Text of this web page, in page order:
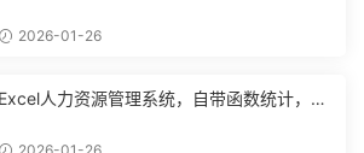
2026-01-26
Excel人力资源管理系统，自带函数统计，功